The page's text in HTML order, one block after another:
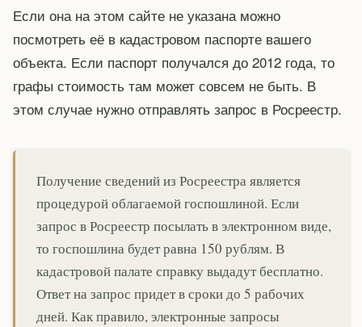
Если она на этом сайте не указана можно
посмотреть её в кадастровом паспорте вашего
объекта. Если паспорт получался до 2012 года, то
графы стоимость там может совсем не быть. В
этом случае нужно отправлять запрос в Росреестр.
Получение сведений из Росреестра является
процедурой облагаемой госпошлиной. Если
запрос в Росреестр посылать в электронном виде,
то госпошлина будет равна 150 рублям. В
кадастровой палате справку выдадут бесплатно.
Ответ на запрос придет в сроки до 5 рабочих
дней. Как правило, электронные запросы